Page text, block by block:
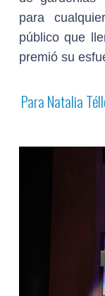
para
público que
premió su
Para Natalia